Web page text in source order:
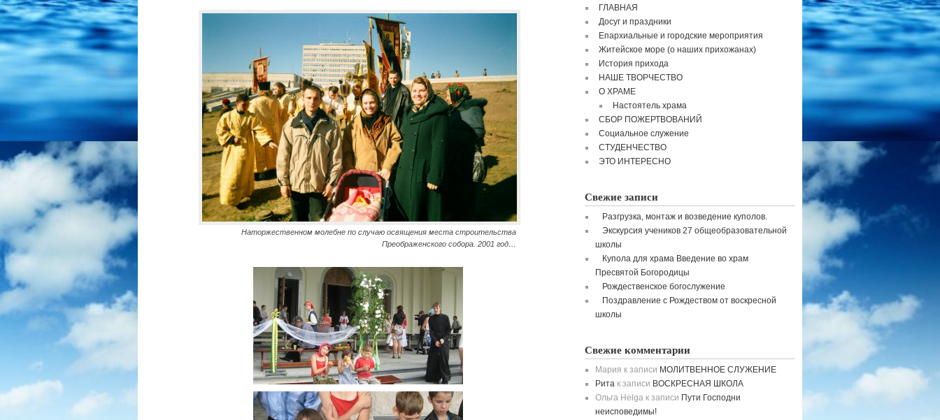
Наторжественном молебне по случаю освящения места строительства
Преображенского собора. 2001 год…
ГЛАВНАЯ
Досуг и праздники
Епархиальные и городские мероприятия
Житейское море (о наших прихожанах)
История прихода
НАШЕ ТВОРЧЕСТВО
О ХРАМЕ
Настоятель храма
СБОР ПОЖЕРТВОВАНИЙ
Социальное служение
СТУДЕНЧЕСТВО
ЭТО ИНТЕРЕСНО
Свежие записи
Разгрузка, монтаж и возведение куполов.
Экскурсия учеников 27 общеобразовательной
школы
Купола для храма Введение во храм
Пресвятой Богородицы
Рождественское богослужение
Поздравление с Рождеством от воскресной
школы
Свежие комментарии
Мария к записи МОЛИТВЕННОЕ СЛУЖЕНИЕ
Рита к записи ВОСКРЕСНАЯ ШКОЛА
Ольга Helga к записи Пути Господни
неисповедимы!